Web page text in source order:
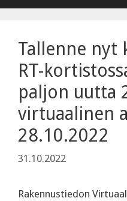
Tallenne nyt
RT-
paljon uutta
virtuaalinen
28.10.2022
31.10.2022
Rakennustiedon